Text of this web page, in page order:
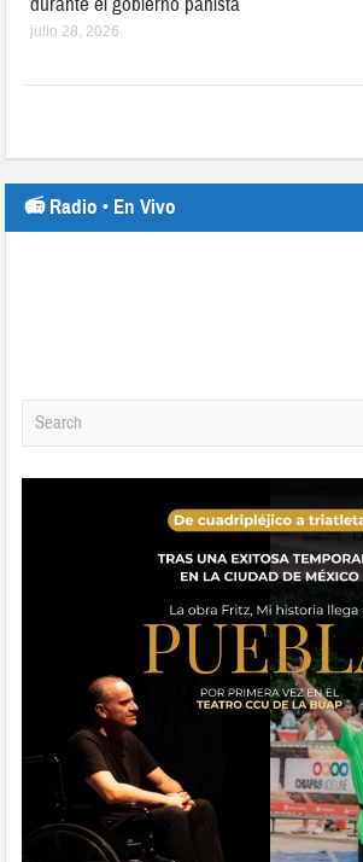
julio 28, 2026
📻 Radio • En Vivo